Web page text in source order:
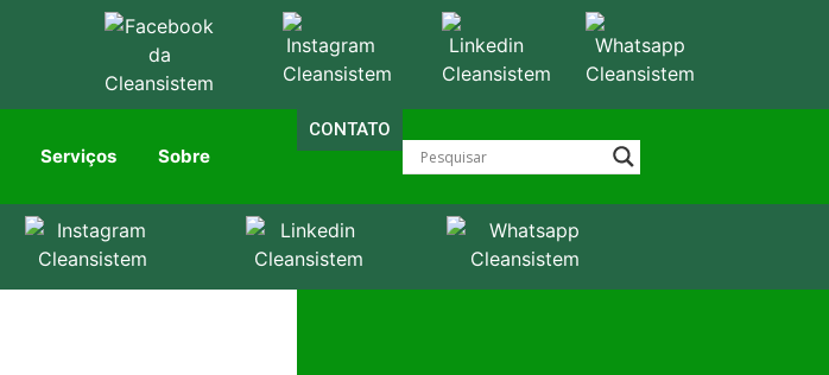
Serviços Sobre
CONTATO